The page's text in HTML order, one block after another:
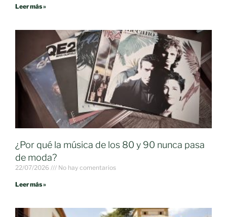
Leer más »
¿Por qué la música de los 80 y 90 nunca pasa
de moda?
22/07/2026 No hay comentarios
Leer más »